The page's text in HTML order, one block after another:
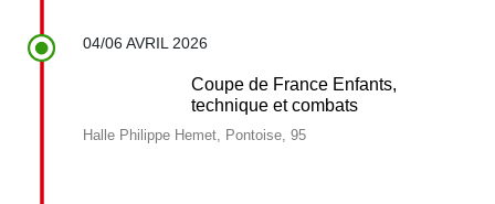
04/06 AVRIL 2026
Coupe de France Enfants,
technique et combats
Halle Philippe Hemet, Pontoise, 95